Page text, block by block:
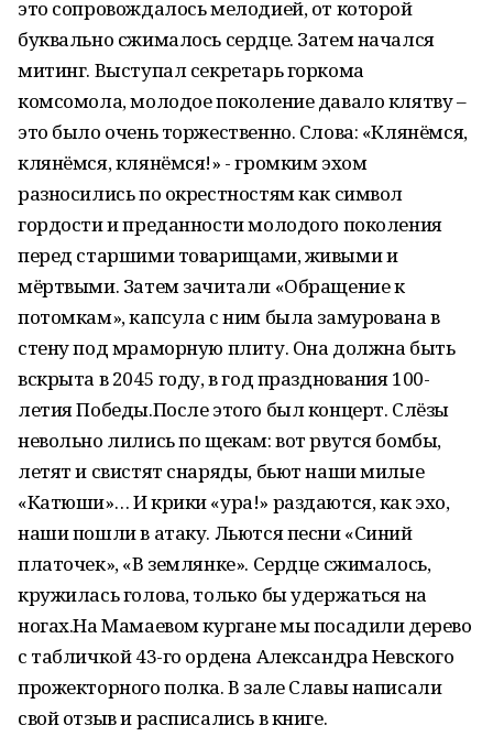
это сопровождалось мелодией, от которой
буквально сжималось сердце. Затем начался
митинг. Выступал секретарь горкома
комсомола, молодое поколение давало клятву –
это было очень торжественно. Слова: «Клянёмся,
клянёмся, клянёмся!» - громким эхом
разносились по окрестностям как символ
гордости и преданности молодого поколения
перед старшими товарищами, живыми и
мёртвыми. Затем зачитали «Обращение к
потомкам», капсула с ним была замурована в
стену под мраморную плиту. Она должна быть
вскрыта в 2045 году, в год празднования 100-
летия Победы.После этого был концерт. Слёзы
невольно лились по щекам: вот рвутся бомбы,
летят и свистят снаряды, бьют наши милые
«Катюши»… И крики «ура!» раздаются, как эхо,
наши пошли в атаку. Льются песни «Синий
платочек», «В землянке». Сердце сжималось,
кружилась голова, только бы удержаться на
ногах.На Мамаевом кургане мы посадили дерево
с табличкой 43-го ордена Александра Невского
прожекторного полка. В зале Славы написали
свой отзыв и расписались в книге.